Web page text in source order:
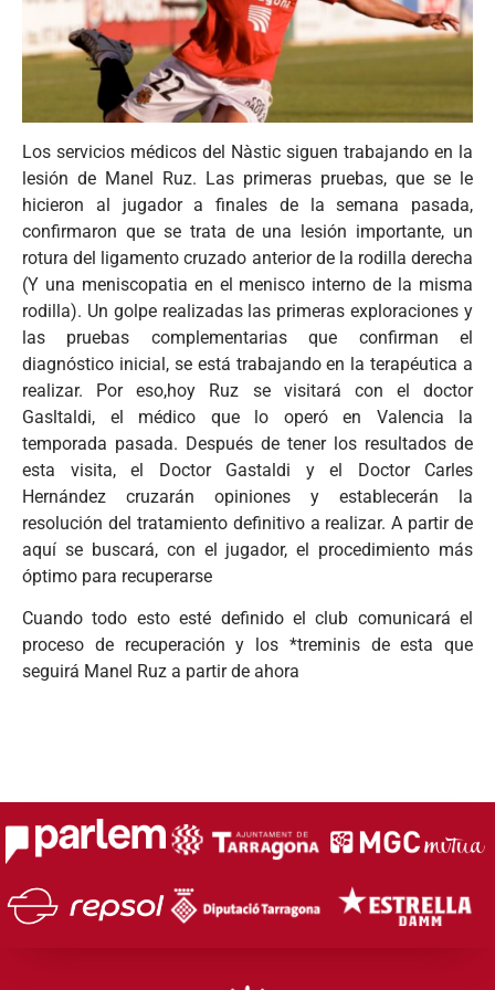
Los servicios médicos del Nàstic siguen trabajando en la
lesión de Manel Ruz. Las primeras pruebas, que se le
hicieron al jugador a finales de la semana pasada,
confirmaron que se trata de una lesión importante, un
rotura del ligamento cruzado anterior de la rodilla derecha
(Y una meniscopatia en el menisco interno de la misma
rodilla). Un golpe realizadas las primeras exploraciones y
las pruebas complementarias que confirman el
diagnóstico inicial, se está trabajando en la terapéutica a
realizar. Por eso,hoy Ruz se visitará con el doctor
Gasltaldi, el médico que lo operó en Valencia la
temporada pasada. Después de tener los resultados de
esta visita, el Doctor Gastaldi y el Doctor Carles
Hernández cruzarán opiniones y establecerán la
resolución del tratamiento definitivo a realizar. A partir de
aquí se buscará, con el jugador, el procedimiento más
óptimo para recuperarse
Cuando todo esto esté definido el club comunicará el
proceso de recuperación y los *treminis de esta que
seguirá Manel Ruz a partir de ahora